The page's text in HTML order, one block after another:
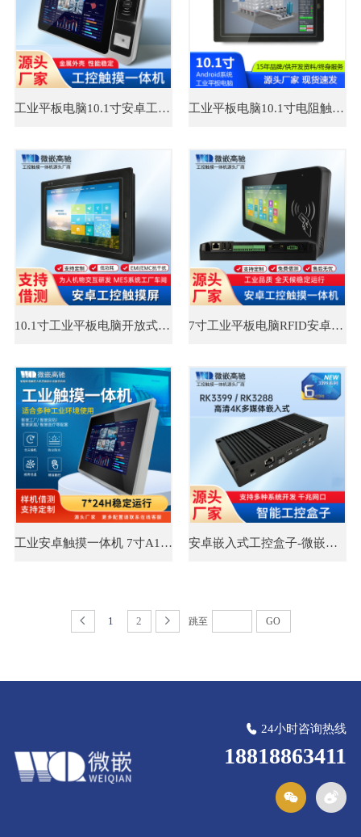
工业平板电脑10.1寸安卓工控一体机专为MES系统研发 工业平板电脑10.1寸电阻触摸屏 安卓工业一体机
10.1寸工业平板电脑开放式安卓工控机 7寸工业平板电脑RFID安卓电容屏
工业安卓触摸一体机 7寸A133 塑壳电容屏 安卓嵌入式工控盒子-微嵌高驰工业平板电脑官网
1 2 跳至 GO
24小时咨询热线
18818863411